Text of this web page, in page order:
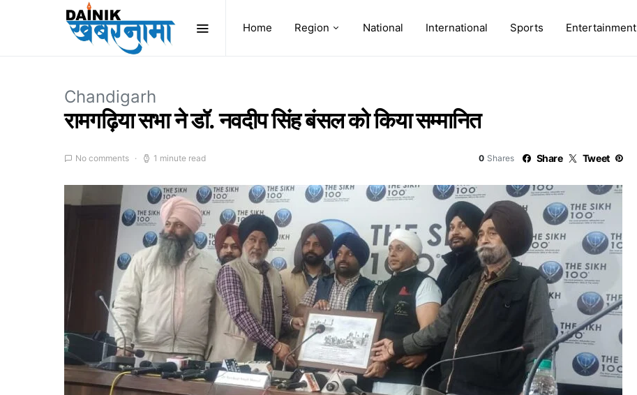
Home Region National International Sports Entertainment
Chandigarh
रामगढ़िया सभा ने डॉ. नवदीप सिंह बंसल को किया सम्मानित
No comments 1 minute read 0 Shares Share Tweet